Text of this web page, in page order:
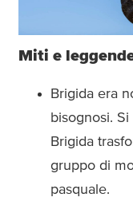
Miti e
Brigida era
bisognosi.
Brigida
gruppo di
pasquale.